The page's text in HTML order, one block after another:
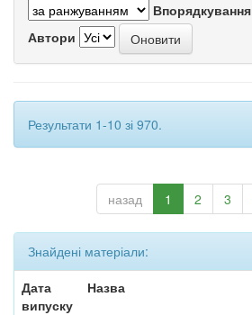
Впорядкування
Автори
Результати 1-10 зі 970.
назад 1 2 3
Знайдені матеріали:
Дата
випуску
Назва